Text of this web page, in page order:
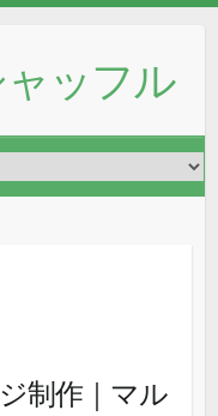
ッフル
制作｜マル